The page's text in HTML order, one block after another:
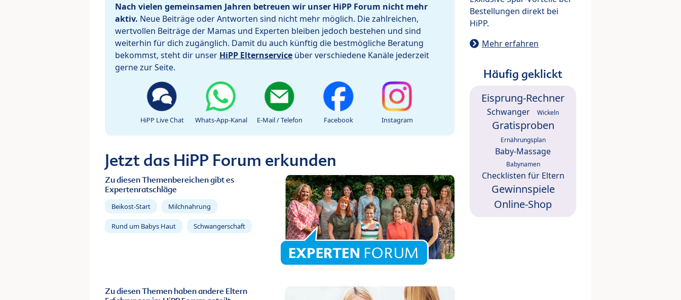
Nach vielen gemeinsamen Jahren betreuen wir unser HiPP Forum nicht mehr
aktiv. Neue Beiträge oder Antworten sind nicht mehr möglich. Die zahlreichen,
wertvollen Beiträge der Mamas und Experten bleiben jedoch bestehen und sind
weiterhin für dich zugänglich. Damit du auch künftig die bestmögliche Beratung
bekommst, steht dir unser HiPP Elternservice über verschiedene Kanäle jederzeit
gerne zur Seite.
HiPP Live Chat Whats-App-Kanal E-Mail / Telefon Facebook Instagram
Jetzt das HiPP Forum erkunden
Zu diesen Themenbereichen gibt es
Expertenratschläge
Beikost-Start Milchnahrung
Rund um Babys Haut Schwangerschaft
Zu diesen Themen haben andere Eltern
Bestellungen direkt bei
HiPP.
Mehr erfahren
Häufig geklickt
Eisprung-Rechner
Schwanger Wickeln
Gratisproben
Ernährungsplan
Baby-Massage
Babynamen
Checklisten für Eltern
Gewinnspiele
Online-Shop